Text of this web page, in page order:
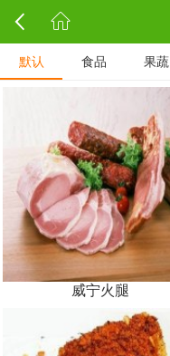
默认 食品 果蔬
威宁火腿